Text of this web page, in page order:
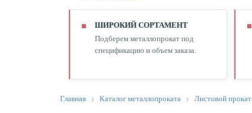
ШИРОКИЙ СОРТАМЕНТ
Подберем металлопрокат под
спецификацию и объем заказа.
Главная Каталог металлопроката Листовой прокат